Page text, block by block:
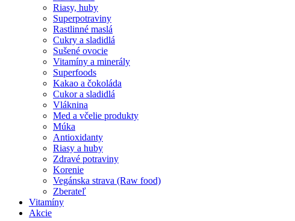
Riasy, huby
Superpotraviny
Rastlinné maslá
Cukry a sladidlá
Sušené ovocie
Vitamíny a minerály
Superfoods
Kakao a čokoláda
Cukor a sladidlá
Vláknina
Med a včelie produkty
Múka
Antioxidanty
Riasy a huby
Zdravé potraviny
Korenie
Vegánska strava (Raw food)
Zberateľ
Vitamíny
Akcie